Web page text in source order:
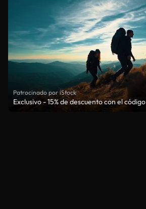
Patrocinado por iStock
Exclusivo - 15% de descuento con el código